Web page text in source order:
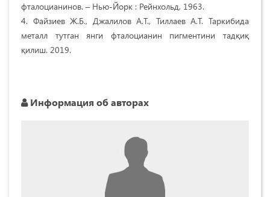
фталоцианинов. – Нью-Йорк : Рейнхольд, 1963.
4. Файзиев Ж.Б., Джалилов А.Т., Тиллаев А.Т. Таркибида
металл тутган янги фталоцианин пигментини тадқиқ
қилиш. 2019.
Информация об авторах